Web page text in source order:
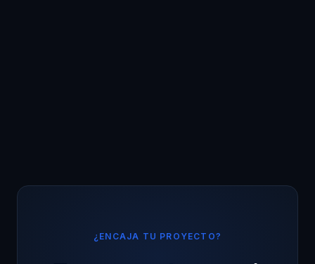
¿ENCAJA TU PROYECTO?